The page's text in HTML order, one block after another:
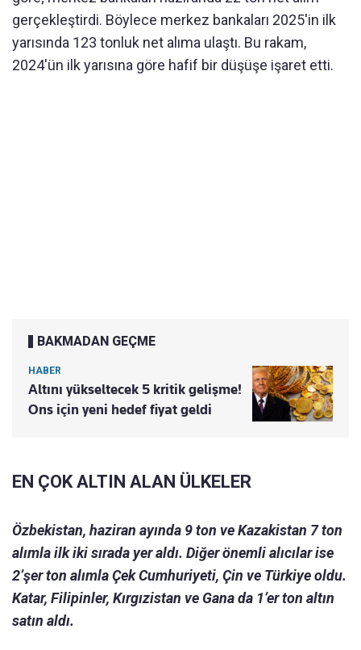
gerçekleştirdi. Böylece merkez bankaları 2025'in ilk
yarısında 123 tonluk net alıma ulaştı. Bu rakam,
2024'ün ilk yarısına göre hafif bir düşüşe işaret etti.
BAKMADAN GEÇME
HABER
Altını yükseltecek 5 kritik gelişme!
Ons için yeni hedef fiyat geldi
EN ÇOK ALTIN ALAN ÜLKELER
Özbekistan, haziran ayında 9 ton ve Kazakistan 7 ton
alımla ilk iki sırada yer aldı. Diğer önemli alıcılar ise
2’şer ton alımla Çek Cumhuriyeti, Çin ve Türkiye oldu.
Katar, Filipinler, Kırgızistan ve Gana da 1’er ton altın
satın aldı.